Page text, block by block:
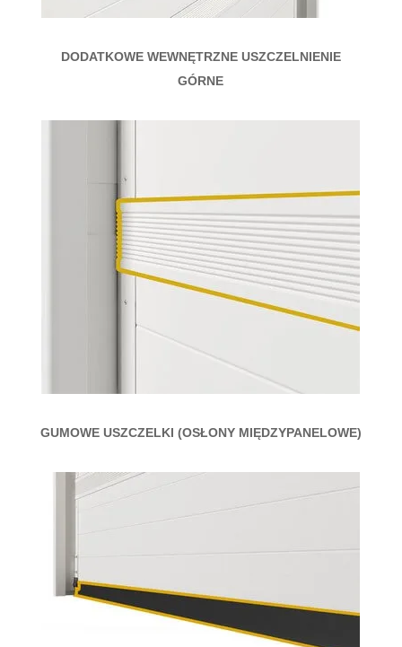
DODATKOWE WEWNĘTRZNE USZCZELNIENIE
GÓRNE
GUMOWE USZCZELKI (OSŁONY MIĘDZYPANELOWE)